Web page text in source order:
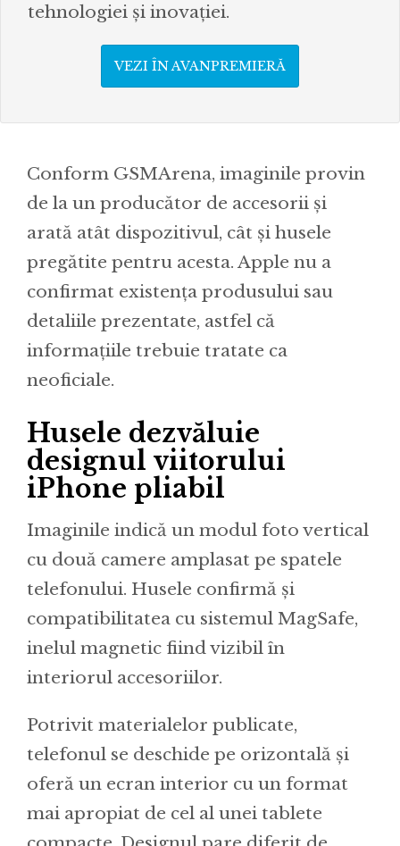
tehnologiei și inovației.
VEZI ÎN AVANPREMIERĂ
Conform GSMArena, imaginile provin
de la un producător de accesorii și
arată atât dispozitivul, cât și husele
pregătite pentru acesta. Apple nu a
confirmat existența produsului sau
detaliile prezentate, astfel că
informațiile trebuie tratate ca
neoficiale.
Husele dezvăluie
designul viitorului
iPhone pliabil
Imaginile indică un modul foto vertical
cu două camere amplasat pe spatele
telefonului. Husele confirmă și
compatibilitatea cu sistemul MagSafe,
inelul magnetic fiind vizibil în
interiorul accesoriilor.
Potrivit materialelor publicate,
telefonul se deschide pe orizontală și
oferă un ecran interior cu un format
mai apropiat de cel al unei tablete